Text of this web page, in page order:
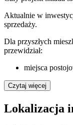
Aktualnie w
sprzedaży.
Dla przyszłych
przewidział:
miejsca
Czytaj więcej
Lokalizacja